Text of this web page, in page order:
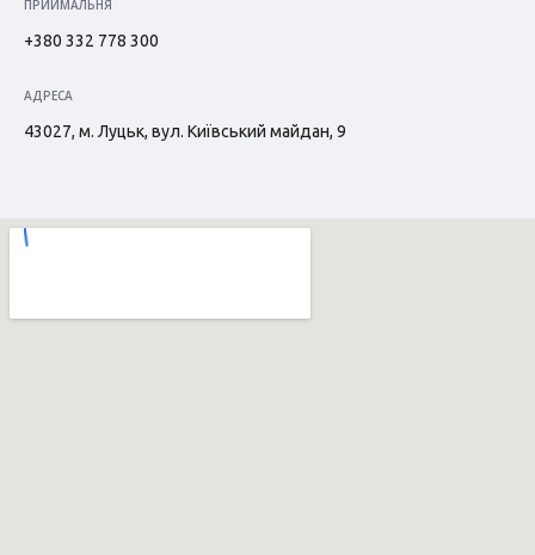
ПРИЙМАЛЬНЯ
+380 332 778 300
АДРЕСА
43027, м. Луцьк, вул. Київський майдан, 9